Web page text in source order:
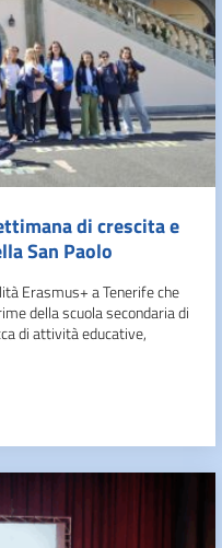
di crescita e
San Paolo
Erasmus+ a Tenerife che
della scuola secondaria di
di attività educative,